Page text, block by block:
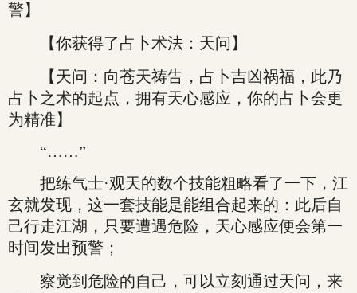
警】
【你获得了占卜术法：天问】
【天问：向苍天祷告，占卜吉凶祸福，此乃
占卜之术的起点，拥有天心感应，你的占卜会更
为精准】
“……”
把练气士·观天的数个技能粗略看了一下，江
玄就发现，这一套技能是能组合起来的：此后自
己行走江湖，只要遭遇危险，天心感应便会第一
时间发出预警；
察觉到危险的自己，可以立刻通过天问，来